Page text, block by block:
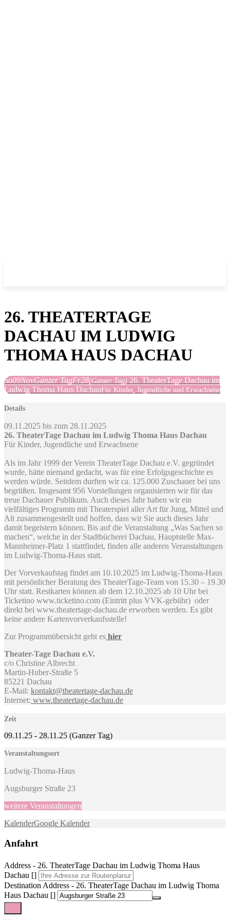
26. THEATERTAGE
DACHAU IM LUDWIG
THOMA HAUS DACHAU
So09NovGanzer TagFr28(Ganzer Tag) 26. TheaterTage Dachau im
Ludwig Thoma Haus DachauFür Kinder, Jugendliche und Erwachsene
Details
09.11.2025 bis zum 28.11.2025
26. TheaterTage Dachau im Ludwig Thoma Haus Dachau
Für Kinder, Jugendliche und Erwachsene
Als im Jahr 1999 der Verein TheaterTage Dachau e.V. gegründet
wurde, hätte niemand gedacht, was für eine Erfolgsgeschichte es
werden würde. Seitdem durften wir ca. 125.000 Zuschauer bei uns
begrüßen. Insgesamt 956 Vorstellungen organisierten wir für das
treue Dachauer Publikum. Auch dieses Jahr haben wir ein
vielfältiges Programm mit Theaterspiel aller Art für Jung, Mittel und
Alt zusammengestellt und hoffen, dass wir Sie auch dieses Jahr
damit begeistern können. Bis auf die Veranstaltung „Was Sachen so
machen“, welche in der Stadtbücherei Dachau, Hauptstelle Max-
Mannheimer-Platz 1 stattfindet, finden alle anderen Veranstaltungen
im Ludwig-Thoma-Haus statt.
Der Vorverkaufstag findet am 10.10.2025 im Ludwig-Thoma-Haus
mit persönlicher Beratung des TheaterTage-Team von 15.30 – 19.30
Uhr statt. Restkarten können ab dem 12.10.2025 ab 10 Uhr bei
Ticketino www.ticketino.com (Eintritt plus VVK-gebühr) oder
direkt bei www.theatertage-dachau.de erworben werden. Es gibt
keine andere Kartenvorverkaufsstelle!
Zur Programmübersicht geht es hier
Theater-Tage Dachau e.V.
c/o Christine Albrecht
Martin-Huber-Straße 5
85221 Dachau
E-Mail: kontakt@theatertage-dachau.de
Internet: www.theatertage-dachau.de
Zeit
09.11.25 - 28.11.25 (Ganzer Tag)
Veranstaltungsort
Ludwig-Thoma-Haus
Augsburger Straße 23
weitere Veranstaltungen
KalenderGoogle Kalender
Anfahrt
Address - 26. TheaterTage Dachau im Ludwig Thoma Haus
Dachau []
Destination Address - 26. TheaterTage Dachau im Ludwig Thoma
Haus Dachau []